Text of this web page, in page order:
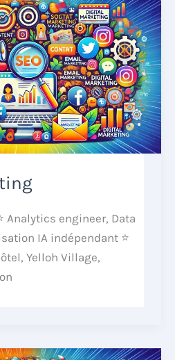
Analytics engineer, Data
IA indépendant ⭐
Yelloh Village,